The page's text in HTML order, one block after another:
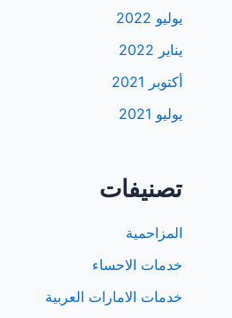
يوليو 2022
يناير 2022
أكتوبر 2021
يوليو 2021
تصنيفات
المزاحمية
خدمات الاحساء
خدمات الامارات العربية